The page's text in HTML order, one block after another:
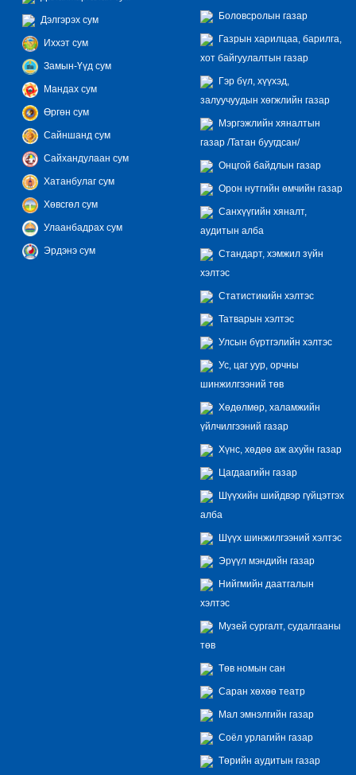
Дэлгэрэх сум
Иххэт сум
Замын-Үүд сум
Мандах сум
Өргөн сум
Сайншанд сум
Сайхандулаан сум
Хатанбулаг сум
Хөвсгөл сум
Улаанбадрах сум
Эрдэнэ сум
Боловсролын газар
Газрын харилцаа, барилга,
хот байгуулалтын газар
Гэр бүл, хүүхэд,
залуучуудын хөгжлийн газар
Мэргэжлийн хяналтын
газар /Татан буугдсан/
Онцгой байдлын газар
Орон нутгийн өмчийн газар
Санхүүгийн хяналт,
аудитын алба
Стандарт, хэмжил зүйн
хэлтэс
Статистикийн хэлтэс
Татварын хэлтэс
Улсын бүртгэлийн хэлтэс
Ус, цаг уур, орчны
шинжилгээний төв
Хөдөлмөр, халамжийн
үйлчилгээний газар
Хүнс, хөдөө аж ахуйн газар
Цагдаагийн газар
Шүүхийн шийдвэр гүйцэтгэх
алба
Шүүх шинжилгээний хэлтэс
Эрүүл мэндийн газар
Нийгмийн даатгалын
хэлтэс
Музей сургалт, судалгааны
төв
Төв номын сан
Саран хөхөө театр
Мал эмнэлгийн газар
Соёл урлагийн газар
Төрийн аудитын газар